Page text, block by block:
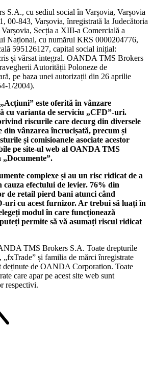
S.A., cu sediul social în Varșovia, Varșovia
00-843, Varșovia, înregistrată la Judecătoria
Secția a XIII-a Comercială a
Național, cu numărul KRS 0000204776,
595126127, capital social inițial:
și vărsat integral. OANDA TMS Brokers
Autorității Poloneze de
pe baza unei autorizații din 26 aprilie
1/2004).
este oferită în vânzare
cu varianta de serviciu „CFD”-uri.
riscurile care decurg din diversele
din vânzarea încrucișată, precum și
și comisioanele asociate acestor
pe site-ul web al OANDA TMS
„Documente”.
complexe și au un risc ridicat de a
efectului de levier. 76% din
de retail pierd bani atunci când
uri cu acest furnizor. Ar trebui să luați în
modul în care funcționează
permite să vă asumați riscul ridicat
TMS Brokers S.A. Toate drepturile
și familia de mărci înregistrate
de OANDA Corporation. Toate
care apar pe acest site web sunt
respectivi.